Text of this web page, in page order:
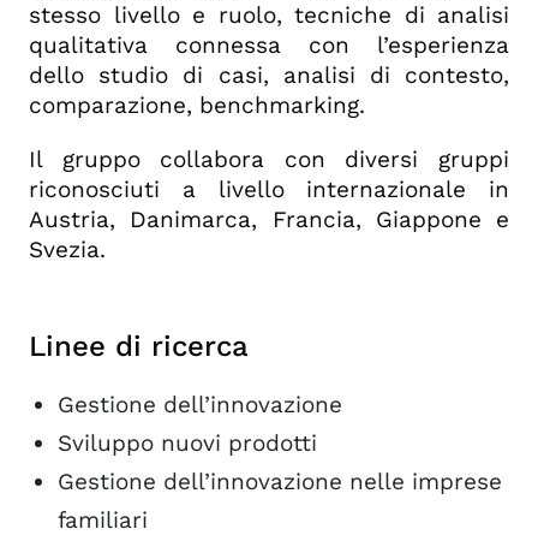
stesso livello e ruolo, tecniche di analisi
qualitativa connessa con l’esperienza
dello studio di casi, analisi di contesto,
comparazione, benchmarking.
Il gruppo collabora con diversi gruppi
riconosciuti a livello internazionale in
Austria, Danimarca, Francia, Giappone e
Svezia.
Linee di ricerca
Gestione dell’innovazione
Sviluppo nuovi prodotti
Gestione dell’innovazione nelle imprese
familiari